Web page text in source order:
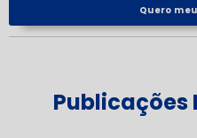
Quero
Publicações